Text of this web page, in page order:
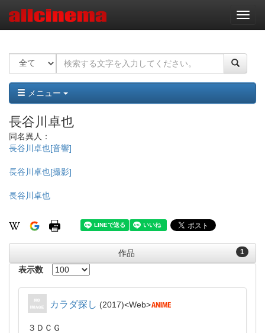
ナ
ビ
ー
ョ
ン
メニュー
長谷川卓也
同名異人：
長谷川卓也[音響]
長谷川卓也[撮影]
長谷川卓也
1
作品
表示数
カラダ探し 2017 Web
３ＤＣＧ